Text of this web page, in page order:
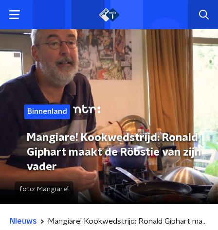
Binnenland
Mangiare! Kookwedstrijd: Ronald
Giphart maakt de Röbstie van zijn
vader
foto: Mangiare!
Nieuws Mangiare! Kookwedstrijd: Ronald Giphart maakt de Röbstie van zijn vader